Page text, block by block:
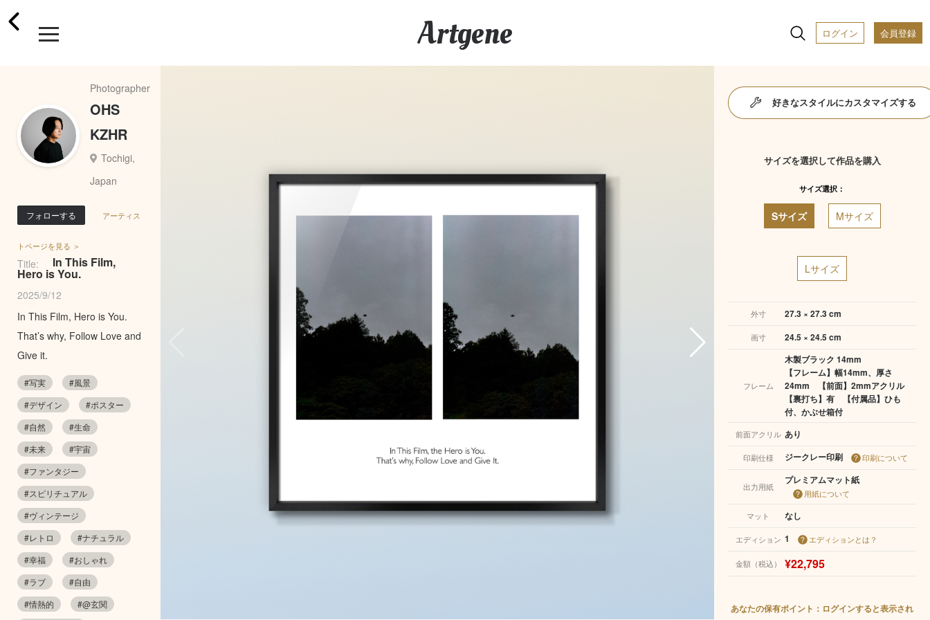
Artgene ログイン 会員登録
Photographer
OHS
KZHR
Tochigi,
Japan
フォローする アーティス
トページを見る ＞
Title: In This Film,
Hero is You.
2025/9/12
In This Film, Hero is You.
That’s why, Follow Love and
Give it.
#写実
#風景
#デザイン
#ポスター
#自然
#生命
#未来
#宇宙
#ファンタジー
#スピリチュアル
#ヴィンテージ
#レトロ
#ナチュラル
#幸福
#おしゃれ
#ラブ
#自由
#情熱的
#@玄関
好きなスタイルにカスタマイズする
サイズを選択して作品を購入
サイズ選択：
Sサイズ Mサイズ
Lサイズ
外寸 27.3 × 27.3 cm
画寸 24.5 × 24.5 cm
フレーム
木製ブラック 14mm
【フレーム】幅14mm、厚さ
24mm 【前面】2mmアクリル
【裏打ち】有 【付属品】ひも
付、かぶせ箱付
前面アクリル あり
印刷仕様 ジークレー印刷 印刷について
出力用紙
プレミアムマット紙
用紙について
マット
なし
エディション 1 エディションとは？
金額（税込） ¥22,795
あなたの保有ポイント：ログインすると表示され